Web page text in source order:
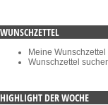
WUNSCHZETTEL
Meine
Wunschzettel
HIGHLIGHT DER WOCHE